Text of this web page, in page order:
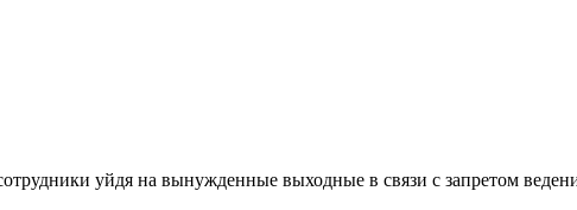
уйдя на вынужденные выходные в связи с запретом